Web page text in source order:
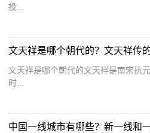
投...
文天祥是哪个朝代的？文天祥传
文天祥是哪个朝代的文天祥是南宋抗
时...
中国一线城市有哪些？新一线和